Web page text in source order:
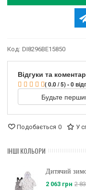
Код: DI8296BE15850
Відгуки та
( 0.0 / 5) - 0
Будьте
Подобається 0 У
ІНШІ КОЛЬОРИ
Дитячий
2 063 грн 2